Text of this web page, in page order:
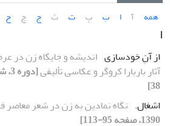
همه آ ا ب پ ت ث ج چ ح
ا
از آنِ خودسازی اندیشه و جایگاه زن در
آثار باربارا کروگر و عکاسی تألیفی
38]
اشغال. نگاه نمادین به زن در شعر
1390، صفحه 95-113]